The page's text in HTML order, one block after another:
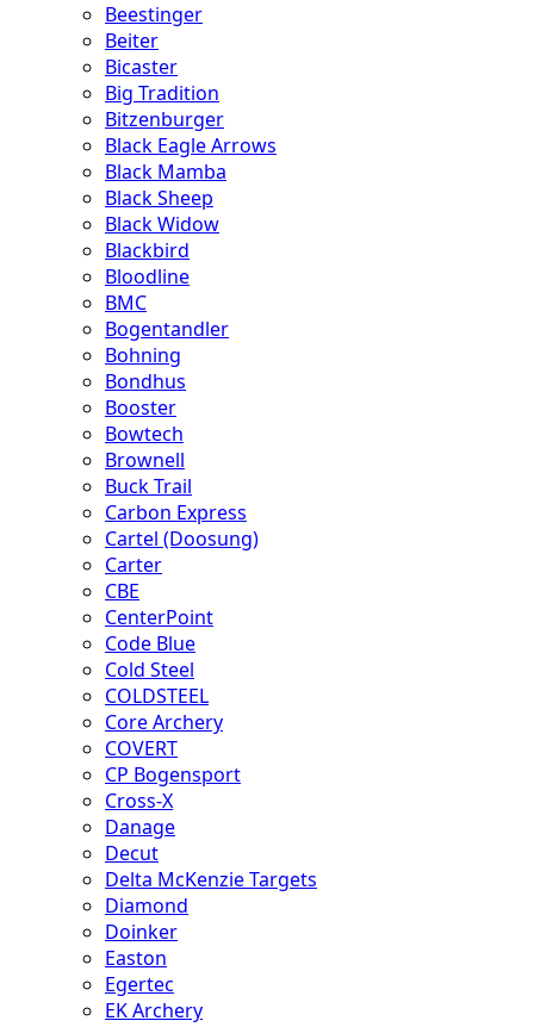
Beestinger
Beiter
Bicaster
Big Tradition
Bitzenburger
Black Eagle Arrows
Black Mamba
Black Sheep
Black Widow
Blackbird
Bloodline
BMC
Bogentandler
Bohning
Bondhus
Booster
Bowtech
Brownell
Buck Trail
Carbon Express
Cartel (Doosung)
Carter
CBE
CenterPoint
Code Blue
Cold Steel
COLDSTEEL
Core Archery
COVERT
CP Bogensport
Cross-X
Danage
Decut
Delta McKenzie Targets
Diamond
Doinker
Easton
Egertec
EK Archery